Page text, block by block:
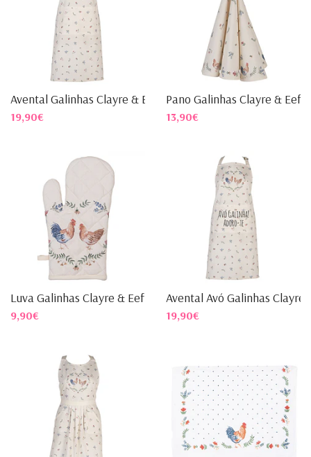
Avental Galinhas Clayre & Eef
19,90€
Pano Galinhas Clayre & Eef
13,90€
Luva Galinhas Clayre & Eef
9,90€
Avental Avó Galinhas
19,90€